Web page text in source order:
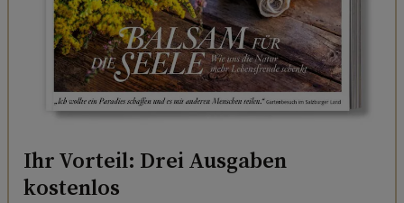
Ihr Vorteil: Drei Ausgaben
kostenlos